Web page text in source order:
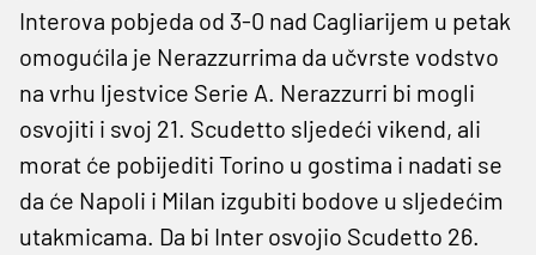
Interova pobjeda od 3-0 nad Cagliarijem u petak
omogućila je Nerazzurrima da učvrste vodstvo
na vrhu ljestvice Serie A. Nerazzurri bi mogli
osvojiti i svoj 21. Scudetto sljedeći vikend, ali
morat će pobijediti Torino u gostima i nadati se
da će Napoli i Milan izgubiti bodove u sljedećim
utakmicama. Da bi Inter osvojio Scudetto 26.